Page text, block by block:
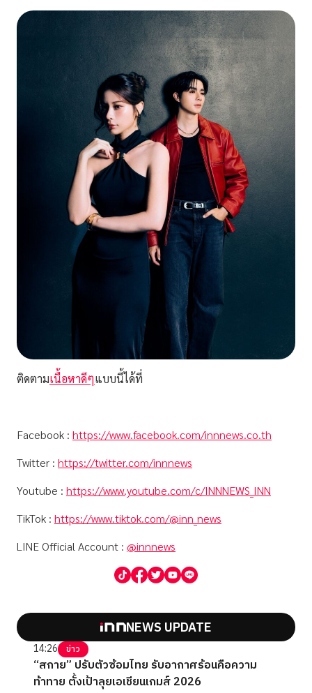
ติดตามเนื้อหาดีๆแบบนี้ได้ที่
Facebook : https://www.facebook.com/innnews.co.th
Twitter : https://twitter.com/innnews
Youtube : https://www.youtube.com/c/INNNEWS_INN
TikTok : https://www.tiktok.com/@inn_news
LINE Official Account : @innnews
NEWS UPDATE
14:26 ข่าว
“สกาย” ปรับตัวซ้อมไทย รับอากาศร้อนคือความ
ท้าทาย ตั้งเป้าลุยเอเชียนเกมส์ 2026